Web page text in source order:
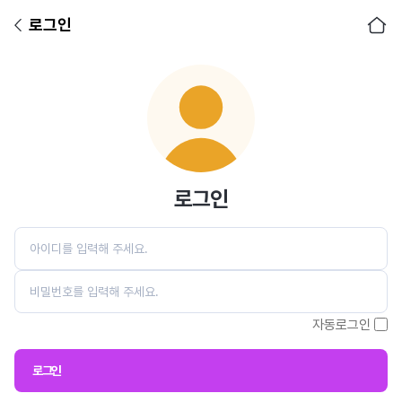
로그인
로그인
아이디
비밀번호
자동로그인